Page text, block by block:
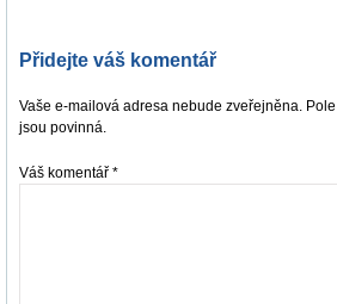
Přidejte váš komentář
Vaše e-mailová adresa nebude zveřejněna.
jsou povinná.
Váš komentář *